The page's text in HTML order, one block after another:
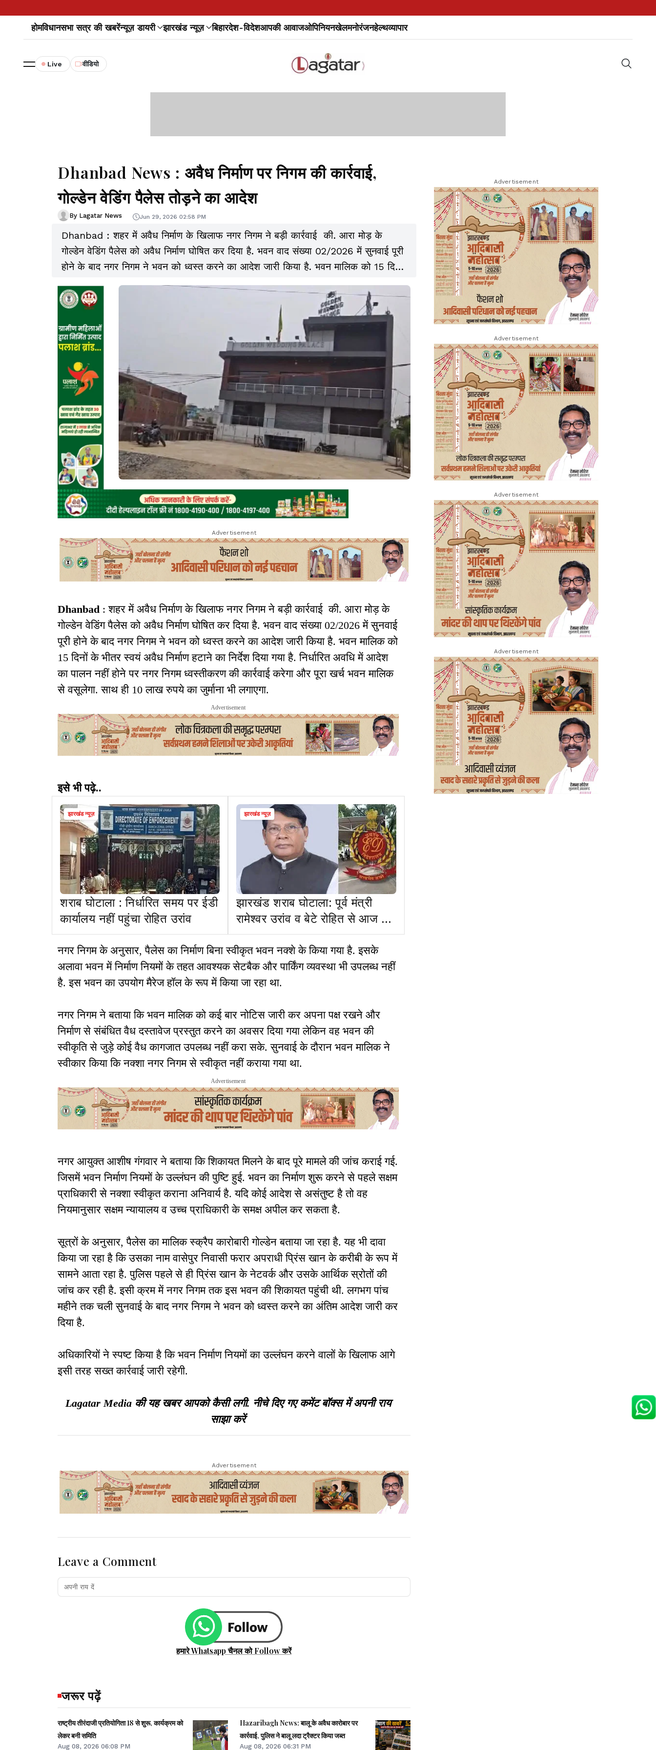
होमविधानसभा सत्र की खबरेंन्यूज़ डायरी झारखंड न्यूज़ बिहारदेश-विदेशआपकी आवाजओपिनियनखेलमनोरंजनहेल्थव्यापार
Live वीडियो
Dhanbad News : अवैध निर्माण पर निगम की कार्रवाई,
गोल्डेन वेडिंग पैलेस तोड़ने का आदेश
By Lagatar News Jun 29, 2026 02:58 PM
Dhanbad : शहर में अवैध निर्माण के खिलाफ नगर निगम ने बड़ी कार्रवाई की. आरा मोड़ के
गोल्डेन वेडिंग पैलेस को अवैध निर्माण घोषित कर दिया है. भवन वाद संख्या 02/2026 में सुनवाई पूरी
होने के बाद नगर निगम ने भवन को ध्वस्त करने का आदेश जारी किया है. भवन मालिक को 15 दिनों
के भीतर स्वयं अवैध निर्माण हटाने का निर्देश दिया गया है. निर्धारित अवधि में आदेश का पालन नहीं
होने पर नगर निगम ध्वस्तीकरण की कार्रवाई करेगा और पूरा खर्च भवन मालिक से वसूलेगा. साथ ही
10 लाख रुपये का जुर्माना भी लगाएगा.
Advertisement
Dhanbad : शहर में अवैध निर्माण के खिलाफ नगर निगम ने बड़ी कार्रवाई की. आरा मोड़ के
गोल्डेन वेडिंग पैलेस को अवैध निर्माण घोषित कर दिया है. भवन वाद संख्या 02/2026 में सुनवाई
पूरी होने के बाद नगर निगम ने भवन को ध्वस्त करने का आदेश जारी किया है. भवन मालिक को
15 दिनों के भीतर स्वयं अवैध निर्माण हटाने का निर्देश दिया गया है. निर्धारित अवधि में आदेश
का पालन नहीं होने पर नगर निगम ध्वस्तीकरण की कार्रवाई करेगा और पूरा खर्च भवन मालिक
से वसूलेगा. साथ ही 10 लाख रुपये का जुर्माना भी लगाएगा.
Advertisement
इसे भी पढ़े..
झारखंड न्यूज़
शराब घोटाला : निर्धारित समय पर ईडी
कार्यालय नहीं पहुंचा रोहित उरांव
झारखंड न्यूज़
झारखंड शराब घोटाला: पूर्व मंत्री
रामेश्वर उरांव व बेटे रोहित से आज व
कल ED करेगी पूछताछ
नगर निगम के अनुसार, पैलेस का निर्माण बिना स्वीकृत भवन नक्शे के किया गया है. इसके
अलावा भवन में निर्माण नियमों के तहत आवश्यक सेटबैक और पार्किंग व्यवस्था भी उपलब्ध नहीं
है. इस भवन का उपयोग मैरेज हॉल के रूप में किया जा रहा था.
नगर निगम ने बताया कि भवन मालिक को कई बार नोटिस जारी कर अपना पक्ष रखने और
निर्माण से संबंधित वैध दस्तावेज प्रस्तुत करने का अवसर दिया गया लेकिन वह भवन की
स्वीकृति से जुड़े कोई वैध कागजात उपलब्ध नहीं करा सके. सुनवाई के दौरान भवन मालिक ने
स्वीकार किया कि नक्शा नगर निगम से स्वीकृत नहीं कराया गया था.
Advertisement
नगर आयुक्त आशीष गंगवार ने बताया कि शिकायत मिलने के बाद पूरे मामले की जांच कराई गई.
जिसमें भवन निर्माण नियमों के उल्लंघन की पुष्टि हुई. भवन का निर्माण शुरू करने से पहले सक्षम
प्राधिकारी से नक्शा स्वीकृत कराना अनिवार्य है. यदि कोई आदेश से असंतुष्ट है तो वह
नियमानुसार सक्षम न्यायालय व उच्च प्राधिकारी के समक्ष अपील कर सकता है.
सूत्रों के अनुसार, पैलेस का मालिक स्क्रैप कारोबारी गोल्डेन बताया जा रहा है. यह भी दावा
किया जा रहा है कि उसका नाम वासेपुर निवासी फरार अपराधी प्रिंस खान के करीबी के रूप में
सामने आता रहा है. पुलिस पहले से ही प्रिंस खान के नेटवर्क और उसके आर्थिक स्रोतों की
जांच कर रही है. इसी क्रम में नगर निगम तक इस भवन की शिकायत पहुंची थी. लगभग पांच
महीने तक चली सुनवाई के बाद नगर निगम ने भवन को ध्वस्त करने का अंतिम आदेश जारी कर
दिया है.
अधिकारियों ने स्पष्ट किया है कि भवन निर्माण नियमों का उल्लंघन करने वालों के खिलाफ आगे
इसी तरह सख्त कार्रवाई जारी रहेगी.
Lagatar Media की यह खबर आपको कैसी लगी. नीचे दिए गए कमेंट बॉक्स में अपनी राय
साझा करें
Advertisement
Leave a Comment
हमारे Whatsapp चैनल को Follow करें
जरूर पढ़ें
राष्ट्रीय तीरंदाजी प्रतियोगिता 18 से शुरू, कार्यक्रम को
लेकर बनी समिति
Aug 08, 2026 06:08 PM
Hazaribagh News: बालू के अवैध कारोबार पर
कार्रवाई, पुलिस ने बालू लदा ट्रैक्टर किया जब्त
Aug 08, 2026 06:31 PM
Advertisement
Advertisement
Advertisement
Advertisement